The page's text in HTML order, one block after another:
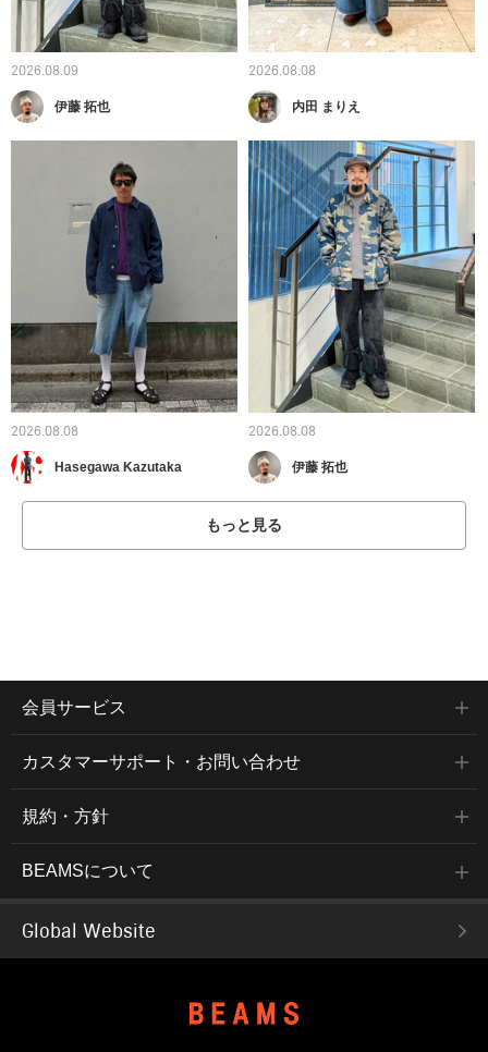
2026.08.09
伊藤 拓也
2026.08.08
内田 まりえ
2026.08.08
Hasegawa Kazutaka
2026.08.08
伊藤 拓也
もっと見る
会員サービス
カスタマーサポート・お問い合わせ
規約・方針
BEAMSについて
Global Website